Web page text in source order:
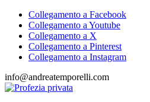
Collegamento a Facebook
Collegamento a Youtube
Collegamento a X
Collegamento a Pinterest
Collegamento a Instagram
info@andreatemporelli.com